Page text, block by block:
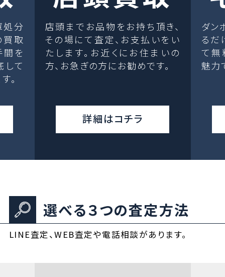
処分
取
間を
して
。
店頭までお品物をお持ち頂き、
その場にて査定、お支払いをい
たします。お近くにお住まいの
方、お急ぎの方にお勧めです。
詳細はコチラ
ダン
るだ
て無
魅力
選べる３つの査定方法
LINE査定、WEB査定や電話相談があります。